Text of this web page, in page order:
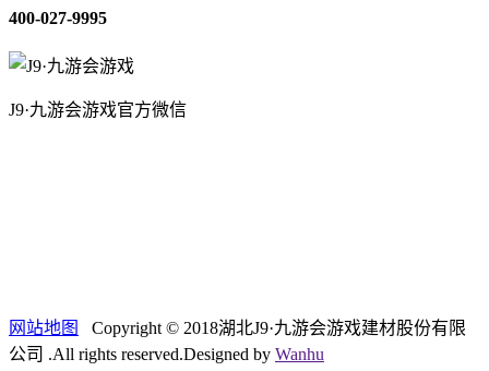
400-027-9995
J9·九游会游戏官方微信
网站地图
Copyright © 2018湖北J9·九游会游戏建材股份有限
公司 .All rights reserved.Designed by Wanhu